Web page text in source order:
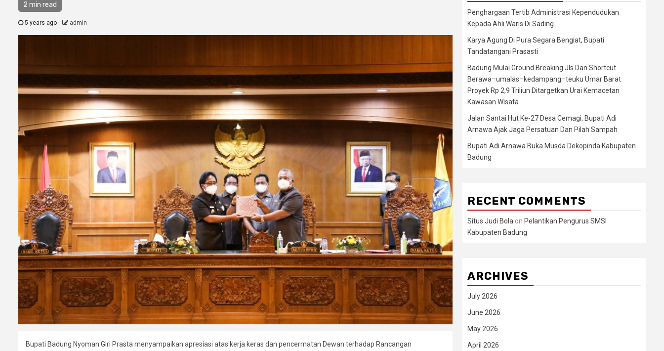
2 min read
5 years ago admin
Bupati Badung Nyoman Giri Prasta menyampaikan apresiasi atas kerja keras dan pencermatan Dewan terhadap Rancangan
Penghargaan Tertib Administrasi Kependudukan
Kepada Ahli Waris Di Sading
Karya Agung Di Pura Segara Bengiat, Bupati
Tandatangani Prasasti
Badung Mulai Ground Breaking Jls Dan Shortcut
Berawa–umalas–kedampang–teuku Umar Barat
Proyek Rp 2,9 Triliun Ditargetkan Urai Kemacetan
Kawasan Wisata
Jalan Santai Hut Ke-27 Desa Cemagi, Bupati Adi
Arnawa Ajak Jaga Persatuan Dan Pilah Sampah
Bupati Adi Arnawa Buka Musda Dekopinda Kabupaten
Badung
RECENT COMMENTS
Situs Judi Bola on Pelantikan Pengurus SMSI
Kabupaten Badung
ARCHIVES
July 2026
June 2026
May 2026
April 2026